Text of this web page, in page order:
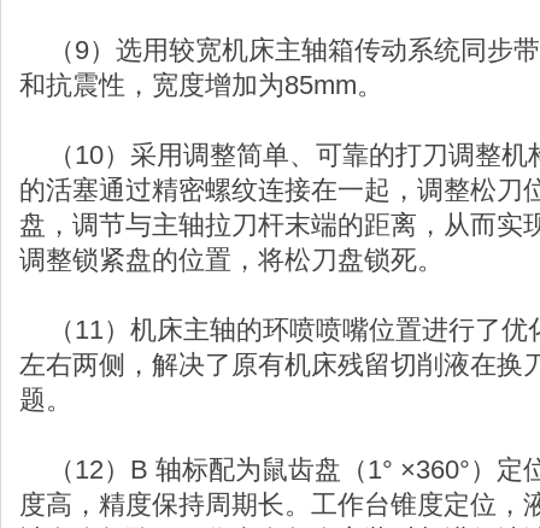
（9）选用较宽机床主轴箱传动系统同步
和抗震性，宽度增加为85mm。
（10）采用调整简单、可靠的打刀调整机
的活塞通过精密螺纹连接在一起，调整松刀
盘，调节与主轴拉刀杆末端的距离，从而实
调整锁紧盘的位置，将松刀盘锁死。
（11）机床主轴的环喷喷嘴位置进行了优
左右两侧，解决了原有机床残留切削液在换
题。
（12）B 轴标配为鼠齿盘（1° ×360°）定
度高，精度保持周期长。工作台锥度定位，